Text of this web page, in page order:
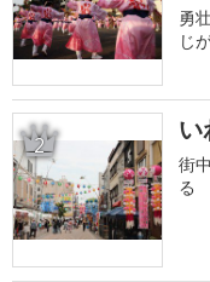
勇
じ
2 い
街
る